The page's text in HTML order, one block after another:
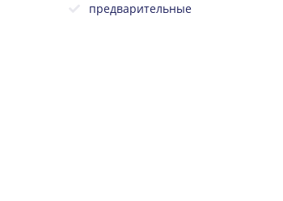
предварительные